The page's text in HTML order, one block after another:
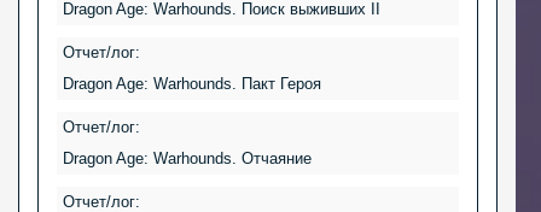
Dragon Age: Warhounds. Поиск выживших II
Отчет/лог:
Dragon Age: Warhounds. Пакт Героя
Отчет/лог:
Dragon Age: Warhounds. Отчаяние
Отчет/лог: